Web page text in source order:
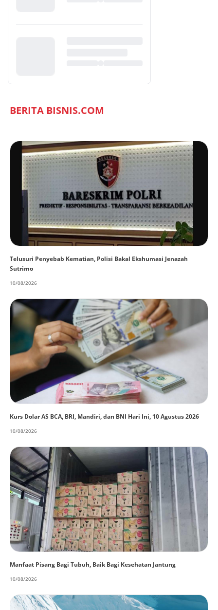
BERITA BISNIS.COM
Telusuri Penyebab Kematian, Polisi Bakal Ekshumasi Jenazah
Sutrimo
10/08/2026
Kurs Dolar AS BCA, BRI, Mandiri, dan BNI Hari Ini, 10 Agustus 2026
10/08/2026
Manfaat Pisang Bagi Tubuh, Baik Bagi Kesehatan Jantung
10/08/2026